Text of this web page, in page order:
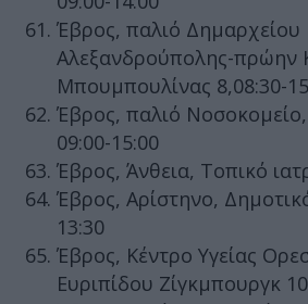
Έβρος, παλιό Δημαρχείου
Αλεξανδρούπολης-πρώην
Μπουμπουλίνας 8,08:30-
Έβρος, παλιό
09:00-15:00
Έβρος, Άνθεια, Τοπικό
Έβρος, Αρίστηνο,
13:30
Έβρος, Κέντρο Υγείας
Ευριπίδου Ζίγκμπουργκ